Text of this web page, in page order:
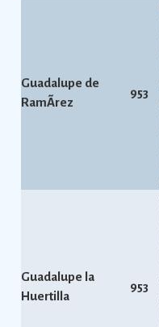
Guadalupe de
RamÃ­rez
953
Guadalupe la
Huertilla
953